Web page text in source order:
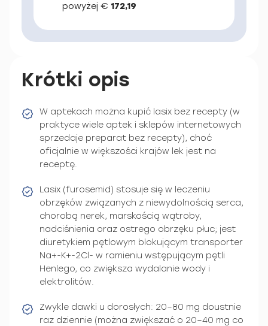
powyżej € 172,19
Krótki opis
W aptekach można kupić lasix bez recepty (w
praktyce wiele aptek i sklepów internetowych
sprzedaje preparat bez recepty), choć
oficjalnie w większości krajów lek jest na
receptę.
Lasix (furosemid) stosuje się w leczeniu
obrzęków związanych z niewydolnością serca,
chorobą nerek, marskością wątroby,
nadciśnienia oraz ostrego obrzęku płuc; jest
diuretykiem pętlowym blokującym transporter
Na+-K+-2Cl- w ramieniu wstępującym pętli
Henlego, co zwiększa wydalanie wody i
elektrolitów.
Zwykle dawki u dorosłych: 20–80 mg doustnie
raz dziennie (można zwiększać o 20–40 mg co